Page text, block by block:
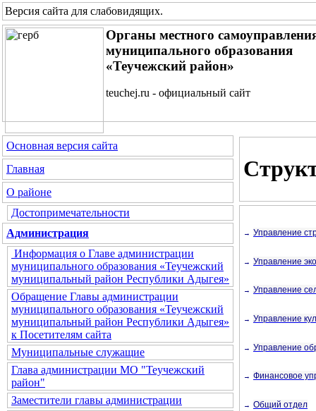
Версия сайта для слабовидящих.
Органы местного
муниципального образования
«Теучежский район»
teuchej.ru - официальный сайт
Основная версия сайта
Главная
О районе
Достопримечательности
Администрация
Информация о Главе администрации
муниципального образования «Теучежский
муниципальный район Республики Адыгея»
Обращение Главы администрации
муниципального образования «Теучежский
муниципальный район Республики Адыгея»
к Посетителям сайта
Муниципальные служащие
Глава администрации МО "Теучежский
район"
Заместители главы администрации
→ Управление
→ Управление
→ Управление
→ Управление
→ Управление
→ Финансовое
→ Общий отдел